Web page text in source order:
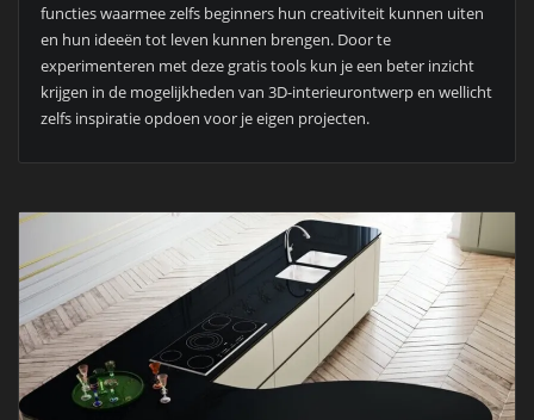
functies waarmee zelfs beginners hun creativiteit kunnen uiten
en hun ideeën tot leven kunnen brengen. Door te
experimenteren met deze gratis tools kun je een beter inzicht
krijgen in de mogelijkheden van 3D-interieurontwerp en wellicht
zelfs inspiratie opdoen voor je eigen projecten.